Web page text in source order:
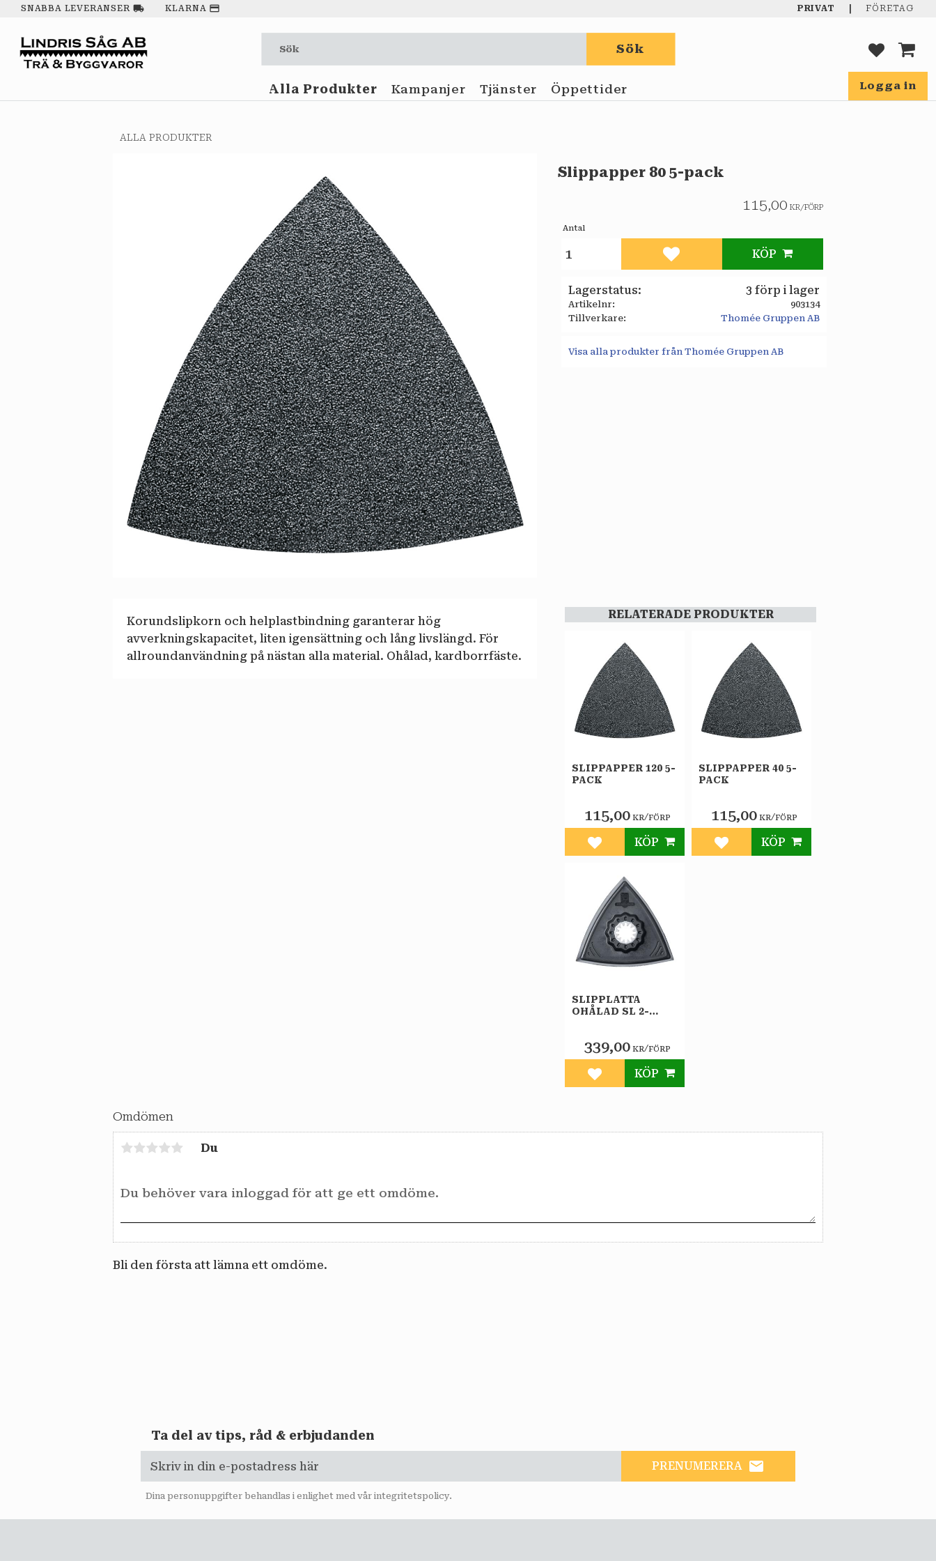
SNABBA LEVERANSER local_shipping KLARNA payment PRIVAT FÖRETAG
Logga in
Sök
Alla Produkter Kampanjer Tjänster Öppettider
ALLA PRODUKTER
Slippapper 80 5-pack
115,00 KR/FÖRP
Antal
KÖP
Lägg till i favoriter
Lagerstatus 3 förp i lager
Artikelnr
903134
Tillverkare
Thomée Gruppen AB
Visa alla produkter från Thomée Gruppen AB
Korundslipkorn och helplastbindning garanterar hög
avverkningskapacitet, liten igensättning och lång livslängd. För
allroundanvändning på nästan alla material. Ohålad, kardborrfäste.
Omdömen
Du
Bli den första att lämna ett omdöme.
RELATERADE PRODUKTER
SLIPPAPPER 120 5-
PACK
115,00KR/FÖRP
Lägg till i favoriter
KÖP
SLIPPAPPER 40 5-
PACK
115,00KR/FÖRP
Lägg till i favoriter
KÖP
SLIPPLATTA
OHÅLAD SL 2-
339,00KR/FÖRP
Lägg till i favoriter
KÖP
Ta del av tips, råd & erbjudanden
PRENUMERERA email
Dina personuppgifter behandlas i enlighet med vår integritetspolicy.